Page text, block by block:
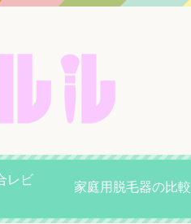
レビ
家庭用脱毛器の比較